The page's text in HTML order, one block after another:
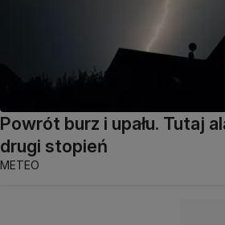
Powrót burz i upału. Tutaj
drugi stopień
METEO